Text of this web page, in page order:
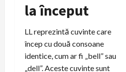
la început
LL reprezintă cuvinte care
încep cu două consoane
identice, cum ar fi „bell” sau
„dell”. Aceste cuvinte sunt